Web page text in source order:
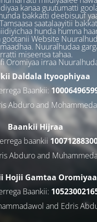
kanaa guutumatti
bakkatti deebisuuf
saatalaayitii
hunda humna
Website
Nuuralhudaa
miseensa tahaa.
Oromiyaa irraa
Daldala Ityoophiyaa
Baankii:
Abduro and
Baankii Hijraa
baankii
Abduro and
Hojii Gamtaa Oromiyaa
Baankii:
and Edris